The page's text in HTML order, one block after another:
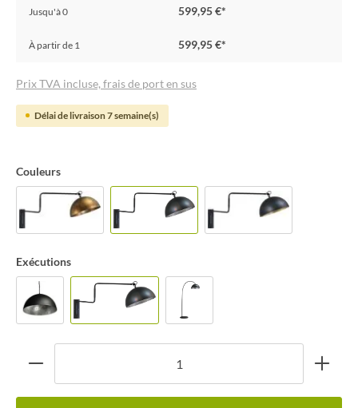
Jusqu'à0 599,95 €*
À partir de 1 599,95 €*
Prix TVA incluse, frais de port en sus
Délai de livraison 7 semaine(s)
Couleurs
Exécutions